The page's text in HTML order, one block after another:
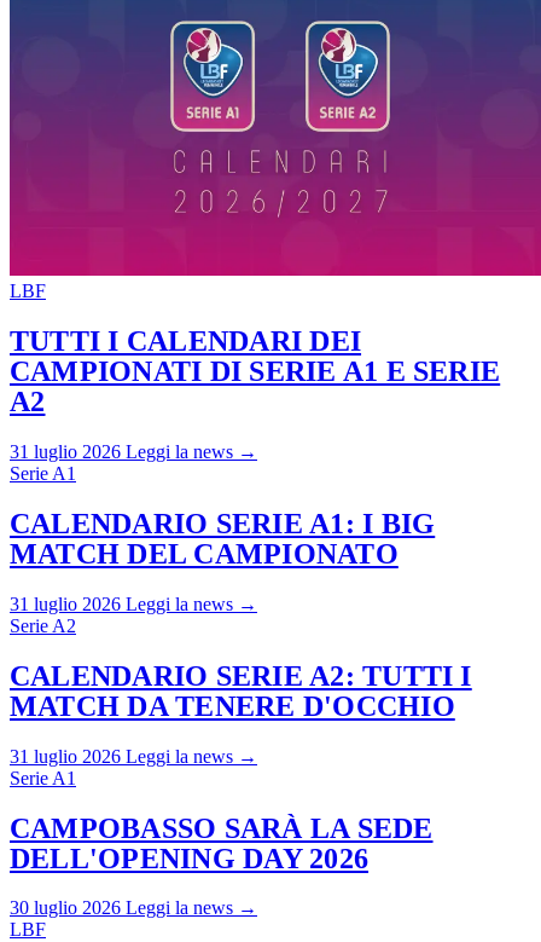
LBF
TUTTI I CALENDARI DEI
CAMPIONATI DI SERIE A1 E SERIE
A2
31 luglio 2026 Leggi la news →
Serie A1
CALENDARIO SERIE A1: I BIG
MATCH DEL CAMPIONATO
31 luglio 2026 Leggi la news →
Serie A2
CALENDARIO SERIE A2: TUTTI I
MATCH DA TENERE D'OCCHIO
31 luglio 2026 Leggi la news →
Serie A1
CAMPOBASSO SARÀ LA SEDE
DELL'OPENING DAY 2026
30 luglio 2026 Leggi la news →
LBF